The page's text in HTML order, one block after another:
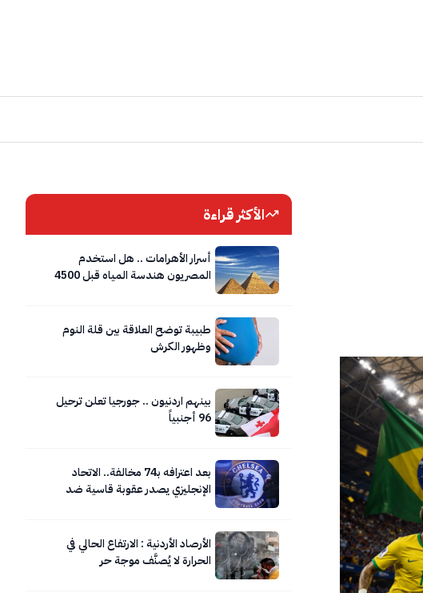
الأكثر قراءة
أسرار الأهرامات .. هل استخدم
المصريون هندسة المياه قبل 4500
طبيبة توضح العلاقة بين قلة النوم
وظهور الكرش
بينهم اردنيون .. جورجيا تعلن ترحيل
96 أجنبياً
بعد اعترافه بـ74 مخالفة.. الاتحاد
الإنجليزي يصدر عقوبة قاسية ضد
الأرصاد الأردنية : الارتفاع الحالي في
الحرارة لا يُصنَّف موجة حر